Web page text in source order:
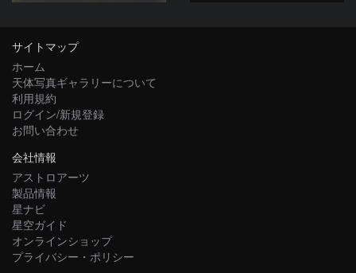
サイトマップ
ホーム
天体写真ギャラリーについて
利用規約
ログイン/新規登録
お問い合わせ
会社情報
アストロアーツ
製品情報
星ナビ
星空ガイド
オンラインショップ
プライバシー・ポリシー